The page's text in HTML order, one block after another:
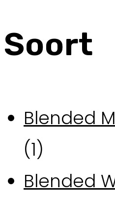
Soort
Blended
(1)
Blended